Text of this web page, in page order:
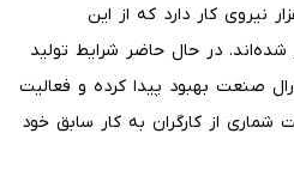
مارال صنعت حدود ۴ هزار نیروی کار دارد که از این
نیاز شده‌اند. در حال حاضر شرایط تولید
صنعت بهبود پیدا کرده و فعالیت
از کارگران به کار سابق خود